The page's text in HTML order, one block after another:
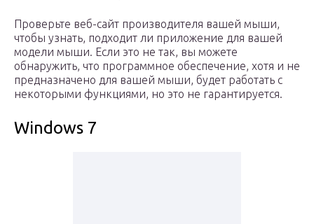
Проверьте веб-сайт производителя вашей мыши,
чтобы узнать, подходит ли приложение для вашей
модели мыши. Если это не так, вы можете
обнаружить, что программное обеспечение, хотя и не
предназначено для вашей мыши, будет работать с
некоторыми функциями, но это не гарантируется.
Windows 7